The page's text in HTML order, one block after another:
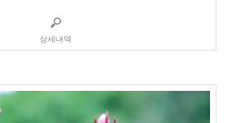
상세내역